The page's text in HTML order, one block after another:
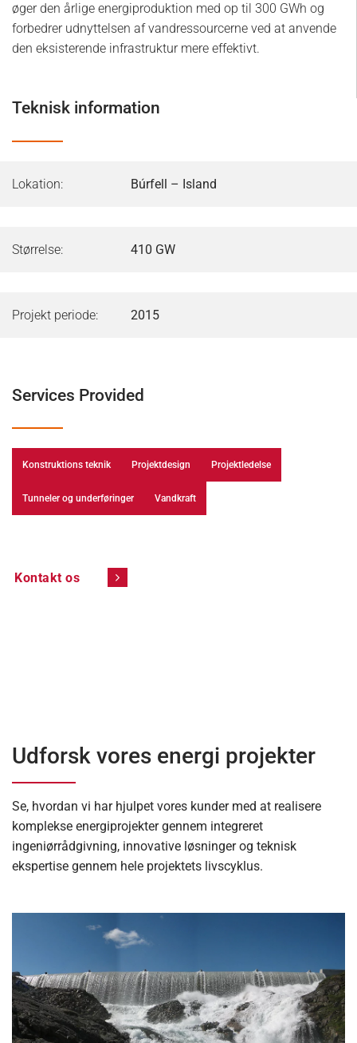
øger den årlige energiproduktion med op til 300 GWh og
forbedrer udnyttelsen af vandressourcerne ved at anvende
den eksisterende infrastruktur mere effektivt.
Teknisk information
Lokation: Búrfell – Island
Størrelse: 410 GW
Projekt periode: 2015
Services Provided
Konstruktions teknik Projektdesign Projektledelse
Tunneler og underføringer Vandkraft
Kontakt os
Udforsk vores energi projekter
Se, hvordan vi har hjulpet vores kunder med at realisere
komplekse energiprojekter gennem integreret
ingeniørrådgivning, innovative løsninger og teknisk
ekspertise gennem hele projektets livscyklus.